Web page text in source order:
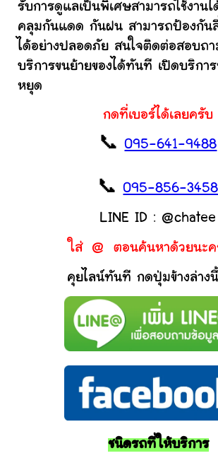
รับการดูแลเป็นพิเศษสามารถใช้งาน
คลุมกันแดด กันฝน สามารถป้องกัน
ได้อย่างปลอดภัย สนใจติดต่อสอบถา
บริการขนย้ายของได้ทันที เปิดบริกา
หยุด
กดที่เบอร์ได้เลยครับ
📞095-641-9488
📞095-856-3458
LINE ID : @chatee
ใส่ @ ตอนค้นหาด้วยนะ
คุยไลน์ทันที กดปุ่มข้างล่าง
ชนิดรถที่ให้บริการ